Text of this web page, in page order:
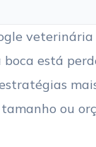
boca está
ou